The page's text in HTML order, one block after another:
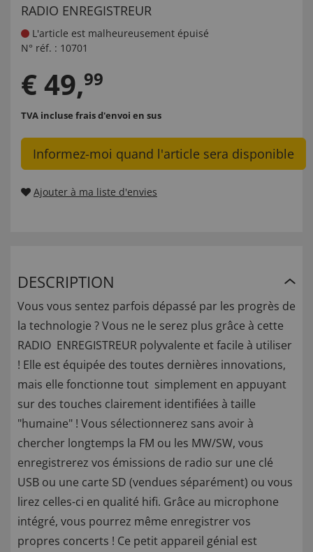
RADIO ENREGISTREUR
L'article est malheureusement épuisé
N° réf. : 10701
€49,99
TVA incluse frais d'envoi en sus
Informez-moi quand l'article sera disponible
Ajouter à ma liste d'envies
DESCRIPTION
Vous vous sentez parfois dépassé par les progrès de
la technologie ? Vous ne le serez plus grâce à cette
RADIO ENREGISTREUR polyvalente et facile à utiliser
! Elle est équipée des toutes dernières innovations,
mais elle fonctionne tout simplement en appuyant
sur des touches clairement identifiées à taille
"humaine" ! Vous sélectionnerez sans avoir à
chercher longtemps la FM ou les MW/SW, vous
enregistrerez vos émissions de radio sur une clé
USB ou une carte SD (vendues séparément) ou vous
lirez celles-ci en qualité hifi. Grâce au microphone
intégré, vous pourrez même enregistrer vos
propres concerts ! Ce petit appareil génial est